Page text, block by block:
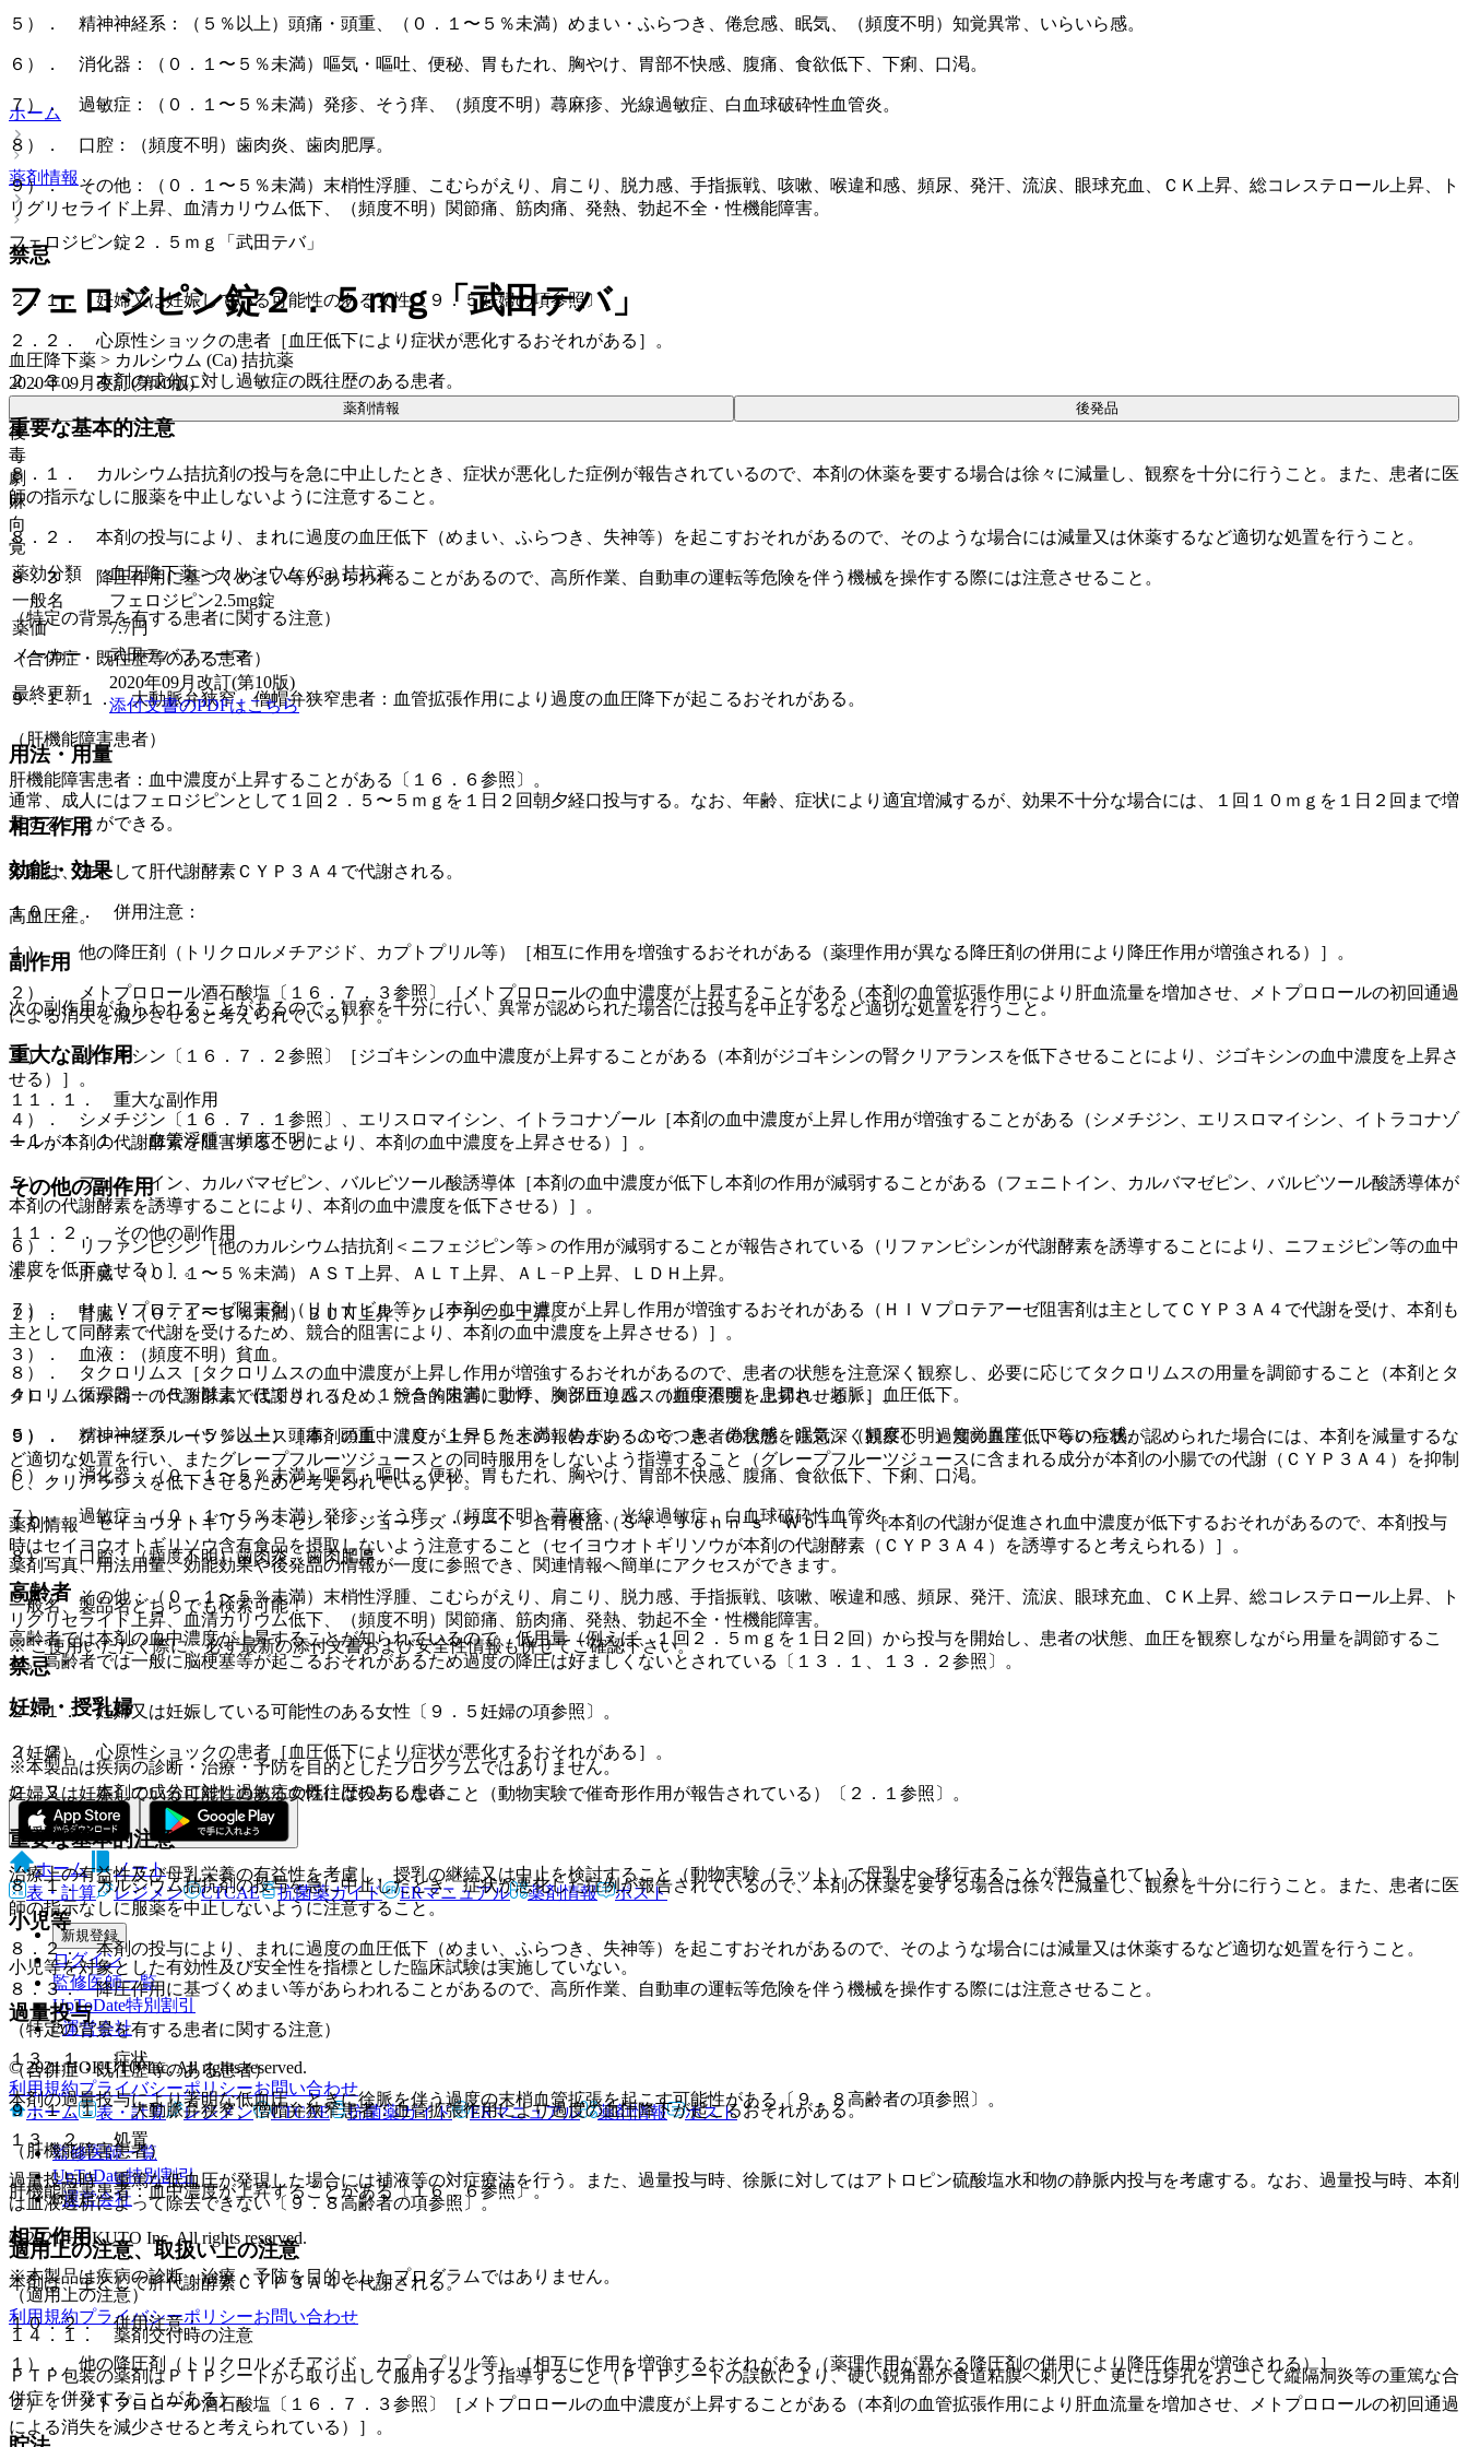
５）． 精神神経系：（５％以上）頭痛・頭重、（０．１〜５％未満）めまい・ふらつき、倦怠感、眠気、（頻度不明）知覚異常、いらいら感。
６）． 消化器：（０．１〜５％未満）嘔気・嘔吐、便秘、胃もたれ、胸やけ、胃部不快感、腹痛、食欲低下、下痢、口渇。
７）． 過敏症：（０．１〜５％未満）発疹、そう痒、（頻度不明）蕁麻疹、光線過敏症、白血球破砕性血管炎。
８）． 口腔：（頻度不明）歯肉炎、歯肉肥厚。
９）． その他：（０．１〜５％未満）末梢性浮腫、こむらがえり、肩こり、脱力感、手指振戦、咳嗽、喉違和感、頻尿、発汗、流涙、眼球充血、ＣＫ上昇、総コレステロール上昇、ト
リグリセライド上昇、血清カリウム低下、（頻度不明）関節痛、筋肉痛、発熱、勃起不全・性機能障害。
禁忌
２．１． 妊婦又は妊娠している可能性のある女性〔９．５妊婦の項参照〕。
２．２． 心原性ショックの患者［血圧低下により症状が悪化するおそれがある］。
２．３． 本剤の成分に対し過敏症の既往歴のある患者。
重要な基本的注意
８．１． カルシウム拮抗剤の投与を急に中止したとき、症状が悪化した症例が報告されているので、本剤の休薬を要する場合は徐々に減量し、観察を十分に行うこと。また、患者に医
師の指示なしに服薬を中止しないように注意すること。
８．２． 本剤の投与により、まれに過度の血圧低下（めまい、ふらつき、失神等）を起こすおそれがあるので、そのような場合には減量又は休薬するなど適切な処置を行うこと。
８．３． 降圧作用に基づくめまい等があらわれることがあるので、高所作業、自動車の運転等危険を伴う機械を操作する際には注意させること。
（特定の背景を有する患者に関する注意）
（合併症・既往歴等のある患者）
９．１．１． 大動脈弁狭窄、僧帽弁狭窄患者：血管拡張作用により過度の血圧降下が起こるおそれがある。
（肝機能障害患者）
肝機能障害患者：血中濃度が上昇することがある〔１６．６参照〕。
相互作用
本剤は、主として肝代謝酵素ＣＹＰ３Ａ４で代謝される。
１０．２． 併用注意：
１）． 他の降圧剤（トリクロルメチアジド、カプトプリル等）［相互に作用を増強するおそれがある（薬理作用が異なる降圧剤の併用により降圧作用が増強される）］。
２）． メトプロロール酒石酸塩〔１６．７．３参照〕［メトプロロールの血中濃度が上昇することがある（本剤の血管拡張作用により肝血流量を増加させ、メトプロロールの初回通過
による消失を減少させると考えられている）］。
３）． ジゴキシン〔１６．７．２参照〕［ジゴキシンの血中濃度が上昇することがある（本剤がジゴキシンの腎クリアランスを低下させることにより、ジゴキシンの血中濃度を上昇さ
せる）］。
４）． シメチジン〔１６．７．１参照〕、エリスロマイシン、イトラコナゾール［本剤の血中濃度が上昇し作用が増強することがある（シメチジン、エリスロマイシン、イトラコナゾ
ールが本剤の代謝酵素を阻害することにより、本剤の血中濃度を上昇させる）］。
５）． フェニトイン、カルバマゼピン、バルビツール酸誘導体［本剤の血中濃度が低下し本剤の作用が減弱することがある（フェニトイン、カルバマゼピン、バルビツール酸誘導体が
本剤の代謝酵素を誘導することにより、本剤の血中濃度を低下させる）］。
６）． リファンピシン［他のカルシウム拮抗剤＜ニフェジピン等＞の作用が減弱することが報告されている（リファンピシンが代謝酵素を誘導することにより、ニフェジピン等の血中
濃度を低下させる）］。
７）． ＨＩＶプロテアーゼ阻害剤（リトナビル等）［本剤の血中濃度が上昇し作用が増強するおそれがある（ＨＩＶプロテアーゼ阻害剤は主としてＣＹＰ３Ａ４で代謝を受け、本剤も
主として同酵素で代謝を受けるため、競合的阻害により、本剤の血中濃度を上昇させる）］。
８）． タクロリムス［タクロリムスの血中濃度が上昇し作用が増強するおそれがあるので、患者の状態を注意深く観察し、必要に応じてタクロリムスの用量を調節すること（本剤とタ
クロリムスが同一の代謝酵素で代謝されるため、競合的阻害により、タクロリムスの血中濃度を上昇させる）］。
９）． グレープフルーツジュース［本剤の血中濃度が上昇したとの報告があるので、患者の状態を注意深く観察し、過度の血圧低下等の症状が認められた場合には、本剤を減量するな
ど適切な処置を行い、またグレープフルーツジュースとの同時服用をしないよう指導すること（グレープフルーツジュースに含まれる成分が本剤の小腸での代謝（ＣＹＰ３Ａ４）を抑制
し、クリアランスを低下させるためと考えられている）］。
１０）． セイヨウオトギリソウ＜セント・ジョーンズ・ワート＞含有食品（Ｓｔ．Ｊｏｈｎ’ｓ Ｗｏｒｔ）［本剤の代謝が促進され血中濃度が低下するおそれがあるので、本剤投与
時はセイヨウオトギリソウ含有食品を摂取しないよう注意すること（セイヨウオトギリソウが本剤の代謝酵素（ＣＹＰ３Ａ４）を誘導すると考えられる）］。
高齢者
高齢者では本剤の血中濃度が上昇することが知られているので、低用量（例えば、１回２．５ｍｇを１日２回）から投与を開始し、患者の状態、血圧を観察しながら用量を調節するこ
と。高齢者では一般に脳梗塞等が起こるおそれがあるため過度の降圧は好ましくないとされている〔１３．１、１３．２参照〕。
妊婦・授乳婦
（妊婦）
妊婦又は妊娠している可能性のある女性には投与しないこと（動物実験で催奇形作用が報告されている）〔２．１参照〕。
（授乳婦）
治療上の有益性及び母乳栄養の有益性を考慮し、授乳の継続又は中止を検討すること（動物実験（ラット）で母乳中へ移行することが報告されている）。
小児等
小児等を対象とした有効性及び安全性を指標とした臨床試験は実施していない。
過量投与
１３．１． 症状
本剤の過量投与により著明な低血圧、ときに徐脈を伴う過度の末梢血管拡張を起こす可能性がある〔９．８高齢者の項参照〕。
１３．２． 処置
過量投与時、重篤な低血圧が発現した場合には補液等の対症療法を行う。また、過量投与時、徐脈に対してはアトロピン硫酸塩水和物の静脈内投与を考慮する。なお、過量投与時、本剤
は血液透析によって除去できない〔９．８高齢者の項参照〕。
適用上の注意、取扱い上の注意
（適用上の注意）
１４．１． 薬剤交付時の注意
ＰＴＰ包装の薬剤はＰＴＰシートから取り出して服用するよう指導すること（ＰＴＰシートの誤飲により、硬い鋭角部が食道粘膜へ刺入し、更には穿孔をおこして縦隔洞炎等の重篤な合
併症を併発することがある）。
ホーム
薬剤情報
フェロジピン錠２．５ｍｇ「武田テバ」
フェロジピン錠２．５ｍｇ「武田テバ」
血圧降下薬 > カルシウム (Ca) 拮抗薬
2020年09月改訂(第10版)
薬剤情報 後発品
後
毒
劇
麻
向
覚
薬効分類
血圧降下薬 > カルシウム (Ca) 拮抗薬
一般名
フェロジピン2.5mg錠
薬価
7.7円
メーカー
武田テバファーマ
最終更新
2020年09月改訂(第10版)
添付文書のPDFはこちら
用法・用量
通常、成人にはフェロジピンとして１回２．５〜５ｍｇを１日２回朝夕経口投与する。なお、年齢、症状により適宜増減するが、効果不十分な場合には、１回１０ｍｇを１日２回まで増
量することができる。
効能・効果
高血圧症。
副作用
次の副作用があらわれることがあるので、観察を十分に行い、異常が認められた場合には投与を中止するなど適切な処置を行うこと。
重大な副作用
１１．１． 重大な副作用
１１．１．１． 血管浮腫（頻度不明）。
その他の副作用
１１．２． その他の副作用
１）． 肝臓：（０．１〜５％未満）ＡＳＴ上昇、ＡＬＴ上昇、ＡＬ−Ｐ上昇、ＬＤＨ上昇。
２）． 腎臓：（０．１〜５％未満）ＢＵＮ上昇、クレアチニン上昇。
３）． 血液：（頻度不明）貧血。
４）． 循環器：（５％以上）ほてり、（０．１〜５％未満）動悸、胸部圧迫感、（頻度不明）息切れ、頻脈、血圧低下。
５）． 精神神経系：（５％以上）頭痛・頭重、（０．１〜５％未満）めまい・ふらつき、倦怠感、眠気、（頻度不明）知覚異常、いらいら感。
６）． 消化器：（０．１〜５％未満）嘔気・嘔吐、便秘、胃もたれ、胸やけ、胃部不快感、腹痛、食欲低下、下痢、口渇。
７）． 過敏症：（０．１〜５％未満）発疹、そう痒、（頻度不明）蕁麻疹、光線過敏症、白血球破砕性血管炎。
８）． 口腔：（頻度不明）歯肉炎、歯肉肥厚。
９）． その他：（０．１〜５％未満）末梢性浮腫、こむらがえり、肩こり、脱力感、手指振戦、咳嗽、喉違和感、頻尿、発汗、流涙、眼球充血、ＣＫ上昇、総コレステロール上昇、ト
リグリセライド上昇、血清カリウム低下、（頻度不明）関節痛、筋肉痛、発熱、勃起不全・性機能障害。
禁忌
２．１． 妊婦又は妊娠している可能性のある女性〔９．５妊婦の項参照〕。
２．２． 心原性ショックの患者［血圧低下により症状が悪化するおそれがある］。
２．３． 本剤の成分に対し過敏症の既往歴のある患者。
重要な基本的注意
８．１． カルシウム拮抗剤の投与を急に中止したとき、症状が悪化した症例が報告されているので、本剤の休薬を要する場合は徐々に減量し、観察を十分に行うこと。また、患者に医
師の指示なしに服薬を中止しないように注意すること。
８．２． 本剤の投与により、まれに過度の血圧低下（めまい、ふらつき、失神等）を起こすおそれがあるので、そのような場合には減量又は休薬するなど適切な処置を行うこと。
８．３． 降圧作用に基づくめまい等があらわれることがあるので、高所作業、自動車の運転等危険を伴う機械を操作する際には注意させること。
（特定の背景を有する患者に関する注意）
（合併症・既往歴等のある患者）
９．１．１． 大動脈弁狭窄、僧帽弁狭窄患者：血管拡張作用により過度の血圧降下が起こるおそれがある。
（肝機能障害患者）
肝機能障害患者：血中濃度が上昇することがある〔１６．６参照〕。
相互作用
本剤は、主として肝代謝酵素ＣＹＰ３Ａ４で代謝される。
１０．２． 併用注意：
１）． 他の降圧剤（トリクロルメチアジド、カプトプリル等）［相互に作用を増強するおそれがある（薬理作用が異なる降圧剤の併用により降圧作用が増強される）］。
２）． メトプロロール酒石酸塩〔１６．７．３参照〕［メトプロロールの血中濃度が上昇することがある（本剤の血管拡張作用により肝血流量を増加させ、メトプロロールの初回通過
による消失を減少させると考えられている）］。
薬剤情報
薬剤写真、用法用量、効能効果や後発品の情報が一度に参照でき、関連情報へ簡単にアクセスができます。
一般名、製品名どちらでも検索可能！
※ ご使用いただく際に、必ず最新の添付文書および安全性情報も併せてご確認下さい。
※本製品は疾病の診断・治療・予防を目的としたプログラムではありません。
ホーム
ノート
表・計算
レジメン CTCAE 抗菌薬ガイド ERマニュアル 薬剤情報 ポスト
新規登録
ログイン
監修医師一覧
UpToDate特別割引
運営会社
© 2021 HOKUTO Inc. All rights reserved.
利用規約プライバシーポリシーお問い合わせ
ホーム
表・計算 レジメン CTCAE 抗菌薬ガイド ERマニュアル 薬剤情報 ポスト
監修医師一覧
UpToDate特別割引
運営会社
© 2021 HOKUTO Inc. All rights reserved.
※本製品は疾病の診断・治療・予防を目的としたプログラムではありません。
利用規約プライバシーポリシーお問い合わせ